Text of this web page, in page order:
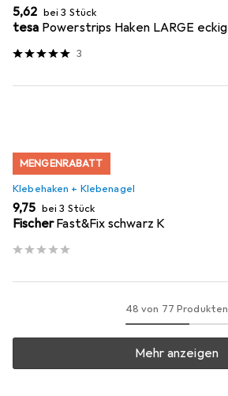
EUR
5,62 bei 3 Stück
tesa Powerstrips Haken LARGE eckig
3
MENGENRABATT
Klebehaken + Klebenagel
EUR
9,75 bei 3 Stück
FischerFast&Fix schwarz K
48 von 77 Produkten
Mehr anzeigen